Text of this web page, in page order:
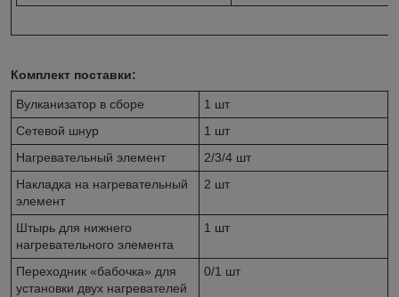
Комплект поставки:
Вулканизатор в сборе
1 шт
Сетевой шнур
1 шт
Нагревательный элемент
2/3/4 шт
Накладка на нагревательный
элемент
2 шт
Штырь для нижнего
нагревательного элемента
1 шт
Переходник «бабочка» для
установки двух нагревателей
0/1 шт